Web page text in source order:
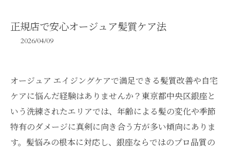
正規店で安心オージュア髪質ケア法
2026/04/09
オージュア エイジングケアで満足できる髪質改善や自宅
ケアに悩んだ経験はありませんか？東京都中央区銀座と
いう洗練されたエリアでは、年齢による髪の変化や季節
特有のダメージに真剣に向き合う方が多い傾向にありま
す。髪悩みの根本に対応し、銀座ならではのプロ品質の